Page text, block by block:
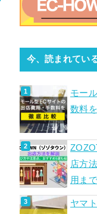
今、読まれてい
モー
数料
店方
用まで
ヤマ